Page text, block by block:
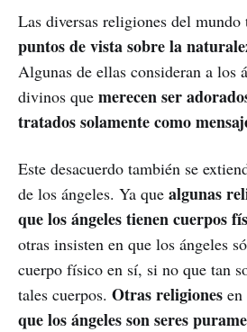
Las diversas religiones del mundo
puntos de vista sobre la
Algunas de ellas consideran a los
divinos que merecen ser
tratados solamente como
Este desacuerdo también se
de los ángeles. Ya que algunas
que los ángeles tienen cuerpos
otras insisten en que los ángeles
cuerpo físico en sí, si no que tan
tales cuerpos. Otras religiones
que los ángeles son seres